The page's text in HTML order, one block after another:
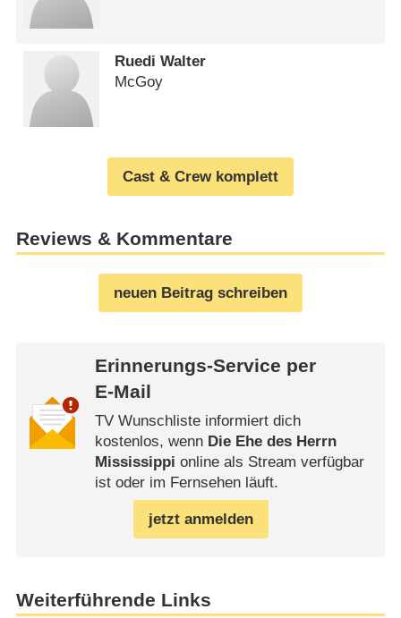
Ruedi Walter
McGoy
Cast & Crew komplett
Reviews & Kommentare
neuen Beitrag schreiben
Erinnerungs-Service per
E-Mail
TV Wunschliste informiert dich
kostenlos, wenn Die Ehe des Herrn
Mississippi online als Stream verfügbar
ist oder im Fernsehen läuft.
jetzt anmelden
Weiterführende Links